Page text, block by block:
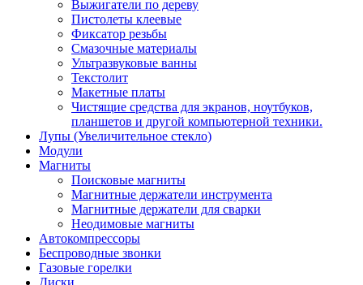
Выжигатели по дереву
Пистолеты клеевые
Фиксатор резьбы
Смазочные материалы
Ультразвуковые ванны
Текстолит
Макетные платы
Чистящие средства для экранов, ноутбуков,
планшетов и другой компьютерной техники.
Лупы (Увеличительное стекло)
Модули
Магниты
Поисковые магниты
Магнитные держатели инструмента
Магнитные держатели для сварки
Неодимовые магниты
Автокомпрессоры
Беспроводные звонки
Газовые горелки
Диски